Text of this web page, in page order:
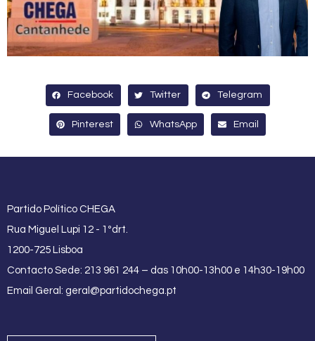
Facebook Twitter Telegram
Pinterest WhatsApp Email
Partido Político CHEGA
Rua Miguel Lupi 12 - 1ºdrt.
1200-725 Lisboa
Contacto Sede: 213 961 244 – das 10h00-13h00 e 14h30-19h00
Email Geral: geral@partidochega.pt